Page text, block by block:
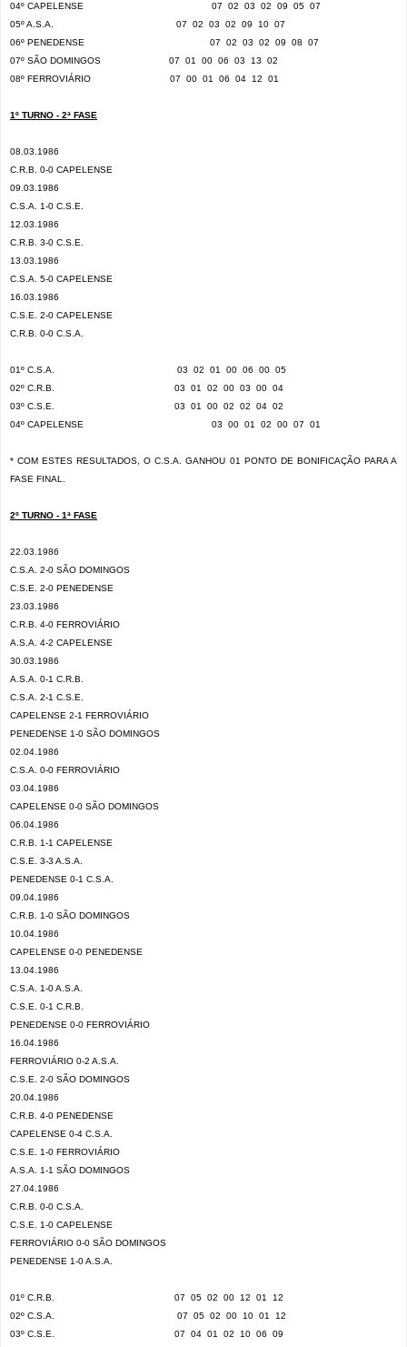
04º CAPELENSE
07 02 03 02 09 05 07
05º A.S.A.
07 02 03 02 09 10 07
06º PENEDENSE
07 02 03 02 09 08
07
07º SÃO DOMINGOS
07 01 00 06 03 13
02
08º FERROVIÁRIO
07 00 01 06 04 12 01
1º TURNO - 2ª FASE
08.03.1986
C.R.B. 0-0 CAPELENSE
09.03.1986
C.S.A. 1-0 C.S.E.
12.03.1986
C.R.B. 3-0 C.S.E.
13.03.1986
C.S.A. 5-0 CAPELENSE
16.03.1986
C.S.E. 2-0 CAPELENSE
C.R.B. 0-0 C.S.A.
01º C.S.A. 03 02 01 00 06 00 05
02º C.R.B.
03 01 02 00 03 00 04
03º C.S.E.
03 01 00 02 02 04 02
04º CAPELENSE
03 00 01 02 00 07 01
* COM ESTES RESULTADOS, O C.S.A. GANHOU 01 PONTO DE BONIFICAÇÃO PARA A
FASE FINAL.
2º TURNO - 1ª FASE
22.03.1986
C.S.A. 2-0 SÃO DOMINGOS
C.S.E. 2-0 PENEDENSE
23.03.1986
C.R.B. 4-0 FERROVIÁRIO
A.S.A. 4-2 CAPELENSE
30.03.1986
A.S.A. 0-1 C.R.B.
C.S.A. 2-1 C.S.E.
CAPELENSE 2-1 FERROVIÁRIO
PENEDENSE 1-0 SÃO DOMINGOS
02.04.1986
C.S.A. 0-0 FERROVIÁRIO
03.04.1986
CAPELENSE 0-0 SÃO DOMINGOS
06.04.1986
C.R.B. 1-1 CAPELENSE
C.S.E. 3-3 A.S.A.
PENEDENSE 0-1 C.S.A.
09.04.1986
C.R.B. 1-0 SÃO DOMINGOS
10.04.1986
CAPELENSE 0-0 PENEDENSE
13.04.1986
C.S.A. 1-0 A.S.A.
C.S.E. 0-1 C.R.B.
PENEDENSE 0-0 FERROVIÁRIO
16.04.1986
FERROVIÁRIO 0-2 A.S.A.
C.S.E. 2-0 SÃO DOMINGOS
20.04.1986
C.R.B. 4-0 PENEDENSE
CAPELENSE 0-4 C.S.A.
C.S.E. 1-0 FERROVIÁRIO
A.S.A. 1-1 SÃO DOMINGOS
27.04.1986
C.R.B. 0-0 C.S.A.
C.S.E. 1-0 CAPELENSE
FERROVIÁRIO 0-0 SÃO DOMINGOS
PENEDENSE 1-0 A.S.A.
01º C.R.B. 07 05 02 00 12 01
12
02º C.S.A.
07 05 02 00 10 01
12
03º C.S.E.
07 04 01 02 10 06
09